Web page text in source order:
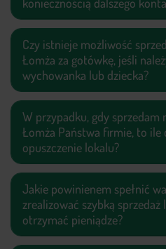
Czy istnieje możliwość sprzedaży mieszkania w
Łomża za gotówkę, jeśli należy ono do mego
wychowanka lub dziecka?
W przypadku, gdy sprzedam nieruchomość w
Łomża Państwa firmie, to ile czasu będę mieć na
opuszczenie lokalu?
Jakie powinienem spełnić warunki, aby
zrealizować szybką
otrzymać pieniądze?